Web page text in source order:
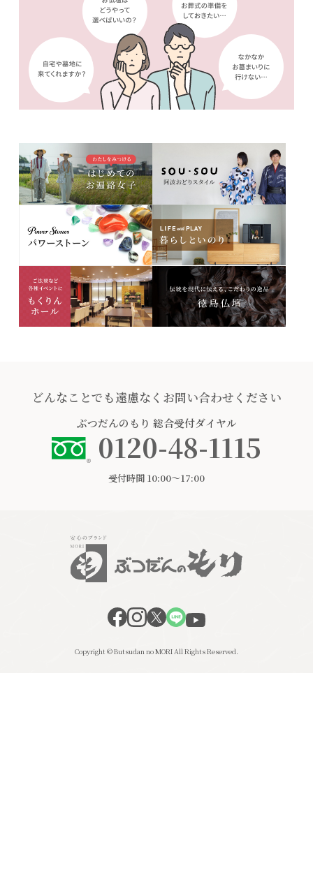
どんなことでも遠慮なくお問い合わせください
ぶつだんのもり 総合受付ダイヤル
0120-48-1115
受付時間 10:00〜17:00
Copyright © Butsudan no MORI All Rights Reserved.